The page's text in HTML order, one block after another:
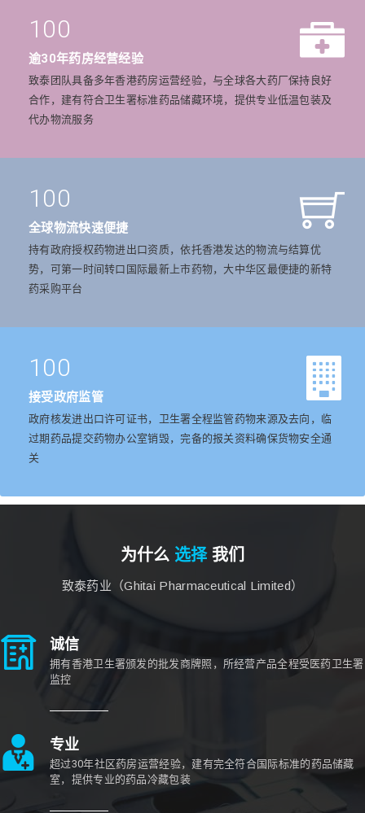
100
逾30年药房经营经验
致泰团队具备多年香港药房运营经验，与全球各大药厂保持良好
合作，建有符合卫生署标准药品储藏环境，提供专业低温包装及
代办物流服务
100
全球物流快速便捷
持有政府授权药物进出口资质，依托香港发达的物流与结算优
势，可第一时间转口国际最新上市药物，大中华区最便捷的新特
药采购平台
100
接受政府监管
政府核发进出口许可证书，卫生署全程监管药物来源及去向，临
过期药品提交药物办公室销毁，完备的报关资料确保货物安全通
关
为什么 选择我们
致泰药业（Ghitai Pharmaceutical Limited）
诚信
拥有香港卫生署颁发的批发商牌照，所经营产品全程受医药卫生署
监控
专业
超过30年社区药房运营经验，建有完全符合国际标准的药品储藏
室，提供专业的药品冷藏包装